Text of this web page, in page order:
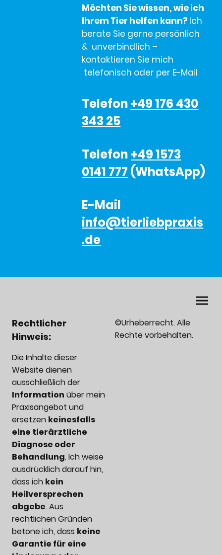
Möchten Sie wissen, wie ich
Ihrem Tier helfen kann? Ich
berate Sie gerne persönlich
& unverbindlich –
kontaktieren Sie mich
telefonisch oder per E-Mail
Telefon+49 176 430
343 25
Telefon +49 1573
0141 777 (WhatsApp)
E-Mail
info@tierliebpraxis
.de
Rechtlicher
Hinweis:
Die Inhalte dieser
Website dienen
ausschließlich der
Information über mein
Praxisangebot und
ersetzen keinesfalls
eine tierärztliche
Diagnose oder
Behandlung. Ich weise
ausdrücklich darauf hin,
dass ich kein
Heilversprechen
abgebe. Aus
rechtlichen Gründen
betone ich, dass keine
Garantie für eine
©Urheberrecht. Alle
Rechte vorbehalten.